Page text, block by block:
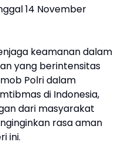
14 November
keamanan dalam
yang berintensitas
Polri dalam
di Indonesia,
dari masyarakat
rasa aman
ini.